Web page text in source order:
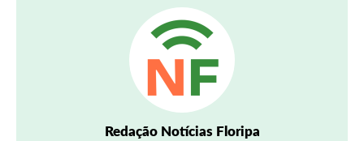
Redação Notícias Floripa